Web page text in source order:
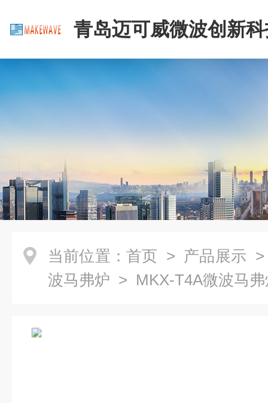
青岛迈可威微波创新
公司
当前位置： 首页 > 产品展示
波马弗炉 > MKX-T4A微波马